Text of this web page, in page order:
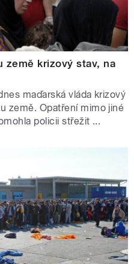
země krizový stav, na
maďarská vláda krizový
země. Opatření mimo jiné
policii střežit ...